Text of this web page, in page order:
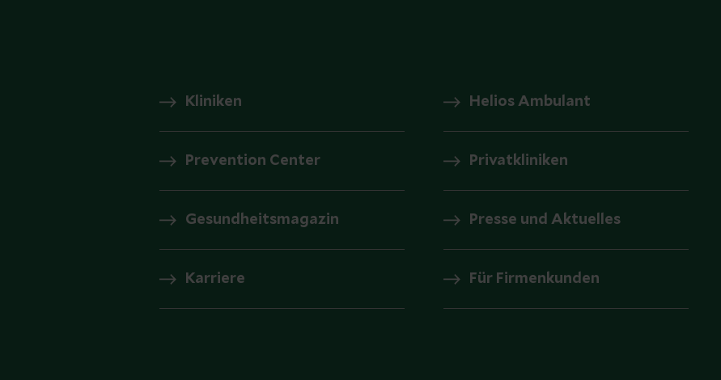
Kliniken Helios Ambulant
Prevention Center Privatkliniken
Gesundheitsmagazin Presse und Aktuelles
Karriere Für Firmenkunden